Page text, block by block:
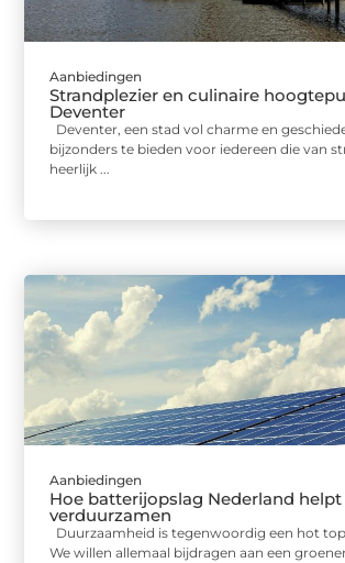
Aanbiedingen
Strandplezier en culinaire
Deventer
Deventer, een stad vol charme en
bijzonders te bieden voor iedereen die van
heerlijk ...
Aanbiedingen
Hoe batterijopslag Nederland helpt
verduurzamen
Duurzaamheid is tegenwoordig een hot
We willen allemaal bijdragen aan een